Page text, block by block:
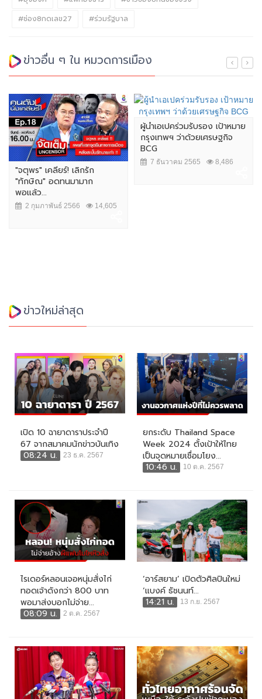
#ช่อง8กดเลข27
#ร่วมรัฐบาล
ข่าวอื่น ๆ ใน หมวดการเมือง
"จตุพร" เคลียร์! เลิกรัก
"ทักษิณ" อดทนมามาก
พอแล้ว...
2 กุมภาพันธ์ 2566 14,605
ผู้นำเอเปคร่วมรับรอง เป้าหมาย
กรุงเทพฯ ว่าด้วยเศรษฐกิจ
BCG
7 ธันวาคม 2565 8,486
ข่าวใหม่ล่าสุด
เปิด 10 ฉายาดาราประจำปี
67 จากสมาคมนักข่าวบันเทิง
08:24 น.
23 ธ.ค. 2567
ยกระดับ Thailand Space
Week 2024 ตั้งเป้าให้ไทย
เป็นจุดหมายเชื่อมโยง...
10:46 น.
10 ต.ค. 2567
ไรเดอร์หลอนเจอหนุ่มสั่งไก่
ทอดเจ้าดังกว่า 800 บาท
พอมาส่งบอกไม่จ่าย...
08:09 น.
2 ต.ค. 2567
‘อาร์สยาม’ เปิดตัวศิลปินใหม่
‘แบงค์ ธัชนนท์...
14:21 น.
13 ก.ย. 2567